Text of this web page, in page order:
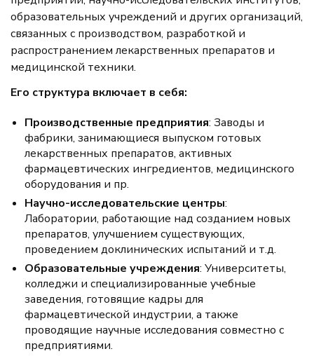
образовательных учреждений и других организаций,
связанных с производством, разработкой и
распространением лекарственных препаратов и
медицинской техники.
Его структура включает в себя:
Производственные предприятия: Заводы и
фабрики, занимающиеся выпуском готовых
лекарственных препаратов, активных
фармацевтических ингредиентов, медицинского
оборудования и пр.
Научно-исследовательские центры:
Лаборатории, работающие над созданием новых
препаратов, улучшением существующих,
проведением доклинических испытаний и т.д.
Образовательные учреждения: Университеты,
колледжи и специализированные учебные
заведения, готовящие кадры для
фармацевтической индустрии, а также
проводящие научные исследования совместно с
предприятиями.